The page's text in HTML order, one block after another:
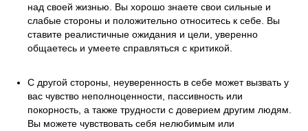
над своей жизнью. Вы хорошо знаете свои сильные и
слабые стороны и положительно относитесь к себе. Вы
ставите реалистичные ожидания и цели, уверенно
общаетесь и умеете справляться с критикой.
С другой стороны, неуверенность в себе может вызвать у
вас чувство неполноценности, пассивность или
покорность, а также трудности с доверием другим людям.
Вы можете чувствовать себя нелюбимым или